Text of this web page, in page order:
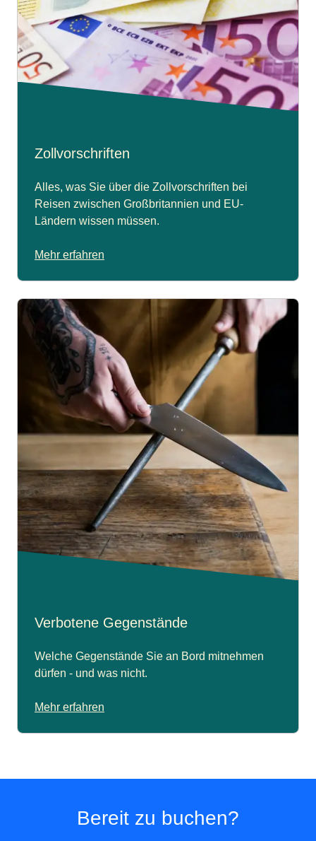
Zollvorschriften
Alles, was Sie über die Zollvorschriften bei
Reisen zwischen Großbritannien und EU-
Ländern wissen müssen.
Mehr erfahren
Verbotene Gegenstände
Welche Gegenstände Sie an Bord mitnehmen
dürfen - und was nicht.
Mehr erfahren
Bereit zu buchen?